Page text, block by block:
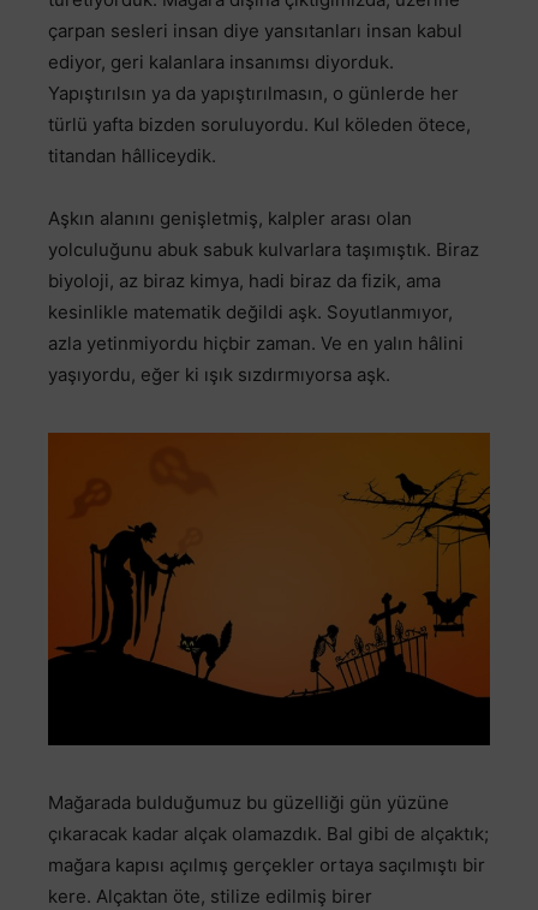
çarpan sesleri insan diye yansıtanları insan kabul
ediyor, geri kalanlara insanımsı diyorduk.
Yapıştırılsın ya da yapıştırılmasın, o günlerde her
türlü yafta bizden soruluyordu. Kul köleden ötece,
titandan hâlliceydik.
Aşkın alanını genişletmiş, kalpler arası olan
yolculuğunu abuk sabuk kulvarlara taşımıştık. Biraz
biyoloji, az biraz kimya, hadi biraz da fizik, ama
kesinlikle matematik değildi aşk. Soyutlanmıyor,
azla yetinmiyordu hiçbir zaman. Ve en yalın hâlini
yaşıyordu, eğer ki ışık sızdırmıyorsa aşk.
Mağarada bulduğumuz bu güzelliği gün yüzüne
çıkaracak kadar alçak olamazdık. Bal gibi de alçaktık;
mağara kapısı açılmış gerçekler ortaya saçılmıştı bir
kere. Alçaktan öte, stilize edilmiş birer